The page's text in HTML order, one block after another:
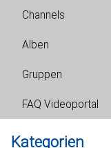
Channels
Alben
Gruppen
FAQ Videoportal
Kategorien